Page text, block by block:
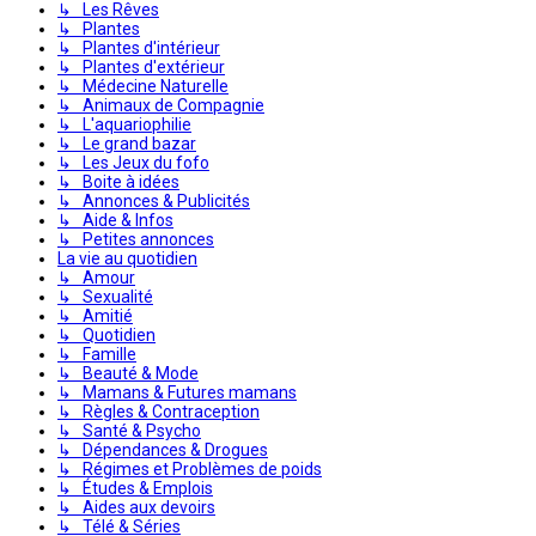
↳ Les Rêves
↳ Plantes
↳ Plantes d'intérieur
↳ Plantes d'extérieur
↳ Médecine Naturelle
↳ Animaux de Compagnie
↳ L'aquariophilie
↳ Le grand bazar
↳ Les Jeux du fofo
↳ Boite à idées
↳ Annonces & Publicités
↳ Aide & Infos
↳ Petites annonces
La vie au quotidien
↳ Amour
↳ Sexualité
↳ Amitié
↳ Quotidien
↳ Famille
↳ Beauté & Mode
↳ Mamans & Futures mamans
↳ Règles & Contraception
↳ Santé & Psycho
↳ Dépendances & Drogues
↳ Régimes et Problèmes de poids
↳ Études & Emplois
↳ Aides aux devoirs
↳ Télé & Séries